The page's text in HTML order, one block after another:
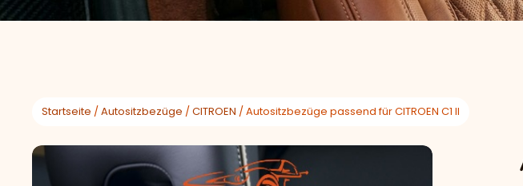
Startseite /Autositzbezüge /CITROEN / Autositzbezüge passend für CITROEN C1 II